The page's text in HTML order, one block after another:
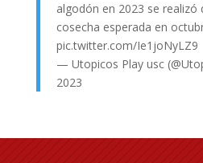
algodón en 2023 se realizó
cosecha esperada en
pic.twitter.com/Ie1joNyLZ9
— Utopicos Play usc
2023